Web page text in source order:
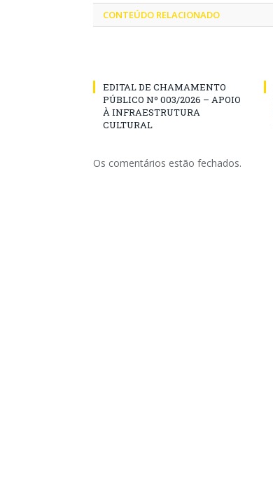
CONTEÚDO RELACIONADO
EDITAL DE CHAMAMENTO
PÚBLICO Nº 003/2026 – APOIO
À INFRAESTRUTURA
CULTURAL
Os comentários estão fechados.